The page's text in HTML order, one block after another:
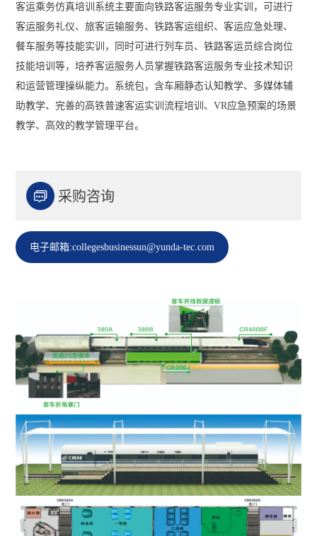
客运乘务仿真培训系统主要面向铁路客运服务专业实训，可进行
客运服务礼仪、旅客运输服务、铁路客运组织、客运应急处理、
餐车服务等技能实训，同时可进行列车员、铁路客运员综合岗位
技能培训等，培养客运服务人员掌握铁路客运服务专业技术知识
和运营管理操纵能力。系统包，含车厢静态认知教学、多媒体辅
助教学、完善的高铁普速客运实训流程培训、VR应急预案的场景
教学、高效的教学管理平台。
 采购咨询
电子邮箱:collegesbusinessun@yunda-tec.com